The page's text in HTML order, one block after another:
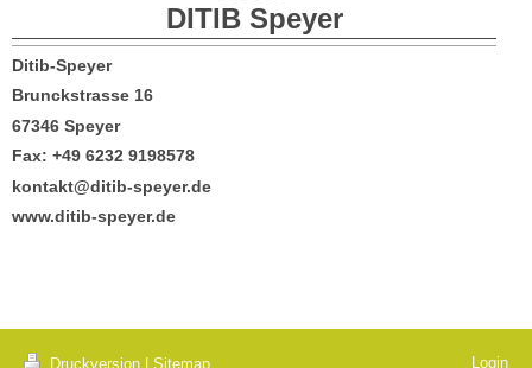
DITIB Speyer
Ditib-Speyer
Brunckstrasse 16
67346 Speyer
Fax: +49 6232 9198578
kontakt@ditib-speyer.de
www.ditib-speyer.de
Druckversion Sitemap Login